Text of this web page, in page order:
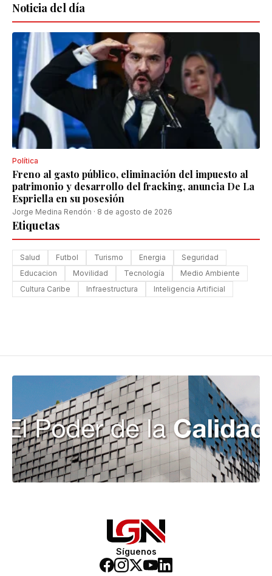
Noticia del día
Política
Freno al gasto público, eliminación del impuesto al
patrimonio y desarrollo del fracking, anuncia De La
Espriella en su posesión
Jorge Medina Rendón · 8 de agosto de 2026
Etiquetas
Salud Futbol Turismo Energia
Seguridad
Educacion
Movilidad Tecnología
Medio Ambiente
Cultura Caribe
Infraestructura Inteligencia Artificial
Síguenos